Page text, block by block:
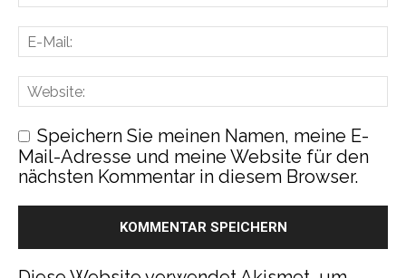
Speichern Sie meinen Namen, meine E-
Mail-Adresse und meine Website für den
nächsten Kommentar in diesem Browser.